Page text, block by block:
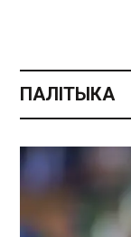
ПАЛІТЫКА